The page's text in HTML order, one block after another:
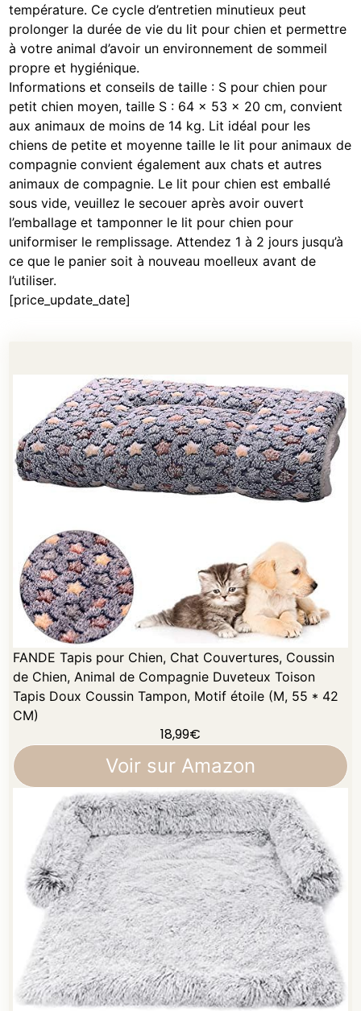
température. Ce cycle d’entretien minutieux peut
prolonger la durée de vie du lit pour chien et permettre
à votre animal d’avoir un environnement de sommeil
propre et hygiénique.
Informations et conseils de taille : S pour chien pour
petit chien moyen, taille S : 64 x 53 x 20 cm, convient
aux animaux de moins de 14 kg. Lit idéal pour les
chiens de petite et moyenne taille le lit pour animaux de
compagnie convient également aux chats et autres
animaux de compagnie. Le lit pour chien est emballé
sous vide, veuillez le secouer après avoir ouvert
l’emballage et tamponner le lit pour chien pour
uniformiser le remplissage. Attendez 1 à 2 jours jusqu’à
ce que le panier soit à nouveau moelleux avant de
l’utiliser.
[price_update_date]
FANDE Tapis pour Chien, Chat Couvertures, Coussin
de Chien, Animal de Compagnie Duveteux Toison
Tapis Doux Coussin Tampon, Motif étoile (M, 55 * 42
CM)
18,99€
Voir sur Amazon